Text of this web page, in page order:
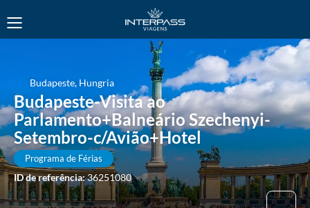
Budapeste, Hungria
Budapeste-Visita ao
Parlamento+Balneário Szechenyi-
Setembro-c/Avião+Hotel
Programa de Férias
ID de referência:36251080